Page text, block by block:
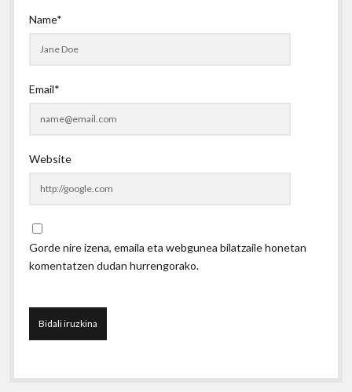
Name*
Email*
Website
Gorde nire izena, emaila eta webgunea bilatzaile honetan
komentatzen dudan hurrengorako.